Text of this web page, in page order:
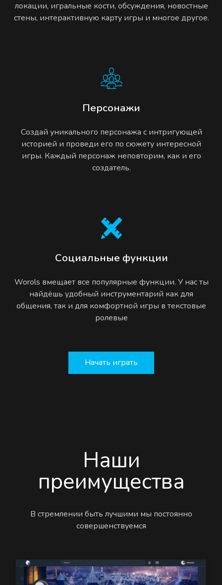
локации, игральные кости, обсуждения, новостные
стены, интерактивную карту игры и многое другое.
Персонажи
Создай уникального персонажа с интригующей
историей и проведи его по сюжету интересной
игры. Каждый персонаж неповторим, как и его
создатель.
Социальные функции
Worols вмещает все популярные функции. У нас ты
найдёшь удобный инструментарий как для
общения, так и для комфортной игры в текстовые
ролевые
Начать играть
Наши
преимущества
В стремлении быть лучшими мы постоянно
совершенствуемся